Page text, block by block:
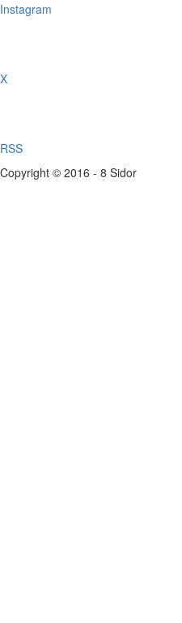
Instagram
X
RSS
Copyright © 2016 - 8 Sidor